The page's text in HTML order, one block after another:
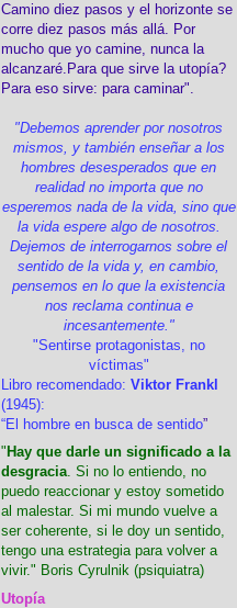
Camino diez pasos y el horizonte se
corre diez pasos más allá. Por
mucho que yo camine, nunca la
alcanzaré.Para que sirve la utopía?
Para eso sirve: para caminar".
"Debemos aprender por nosotros
mismos, y también enseñar a los
hombres desesperados que en
realidad no importa que no
esperemos nada de la vida, sino que
la vida espere algo de nosotros.
Dejemos de interrogarnos sobre el
sentido de la vida y, en cambio,
pensemos en lo que la existencia
nos reclama continua e
incesantemente."
"Sentirse protagonistas, no
víctimas"
Libro recomendado: Viktor Frankl
(1945):
“El hombre en busca de sentido”
" Hay que darle un significado a la
desgracia. Si no lo entiendo, no
puedo reaccionar y estoy sometido
al malestar. Si mi mundo vuelve a
ser coherente, si le doy un sentido,
tengo una estrategia para volver a
vivir." Boris Cyrulnik (psiquiatra)
Utopía